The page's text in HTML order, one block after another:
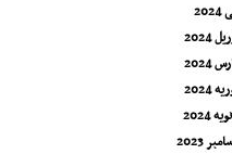
2024
2024
2024
2024
2023